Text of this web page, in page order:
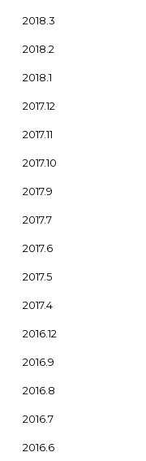
2018.3
2018.2
2018.1
2017.12
2017.11
2017.10
2017.9
2017.7
2017.6
2017.5
2017.4
2016.12
2016.9
2016.8
2016.7
2016.6